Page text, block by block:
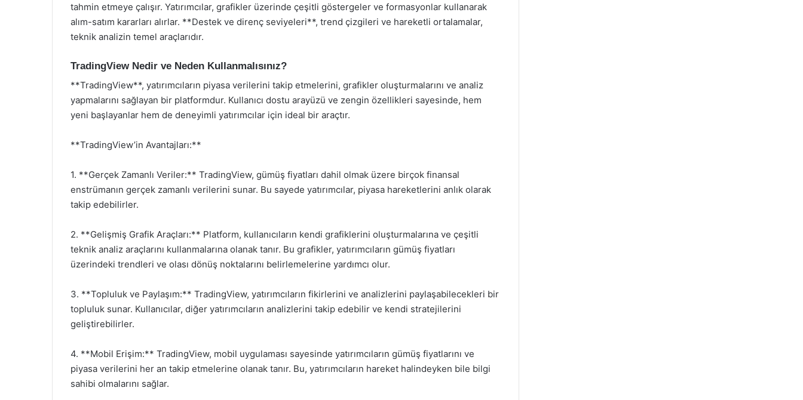
tahmin etmeye çalışır. Yatırımcılar, grafikler üzerinde çeşitli göstergeler ve formasyonlar kullanarak
alım-satım kararları alırlar. **Destek ve direnç seviyeleri**, trend çizgileri ve hareketli ortalamalar,
teknik analizin temel araçlarıdır.
TradingView Nedir ve Neden Kullanmalısınız?
**TradingView**, yatırımcıların piyasa verilerini takip etmelerini, grafikler oluşturmalarını ve analiz
yapmalarını sağlayan bir platformdur. Kullanıcı dostu arayüzü ve zengin özellikleri sayesinde, hem
yeni başlayanlar hem de deneyimli yatırımcılar için ideal bir araçtır.
**TradingView’in Avantajları:**
1. **Gerçek Zamanlı Veriler:** TradingView, gümüş fiyatları dahil olmak üzere birçok finansal
enstrümanın gerçek zamanlı verilerini sunar. Bu sayede yatırımcılar, piyasa hareketlerini anlık olarak
takip edebilirler.
2. **Gelişmiş Grafik Araçları:** Platform, kullanıcıların kendi grafiklerini oluşturmalarına ve çeşitli
teknik analiz araçlarını kullanmalarına olanak tanır. Bu grafikler, yatırımcıların gümüş fiyatları
üzerindeki trendleri ve olası dönüş noktalarını belirlemelerine yardımcı olur.
3. **Topluluk ve Paylaşım:** TradingView, yatırımcıların fikirlerini ve analizlerini paylaşabilecekleri bir
topluluk sunar. Kullanıcılar, diğer yatırımcıların analizlerini takip edebilir ve kendi stratejilerini
geliştirebilirler.
4. **Mobil Erişim:** TradingView, mobil uygulaması sayesinde yatırımcıların gümüş fiyatlarını ve
piyasa verilerini her an takip etmelerine olanak tanır. Bu, yatırımcıların hareket halindeyken bile bilgi
sahibi olmalarını sağlar.